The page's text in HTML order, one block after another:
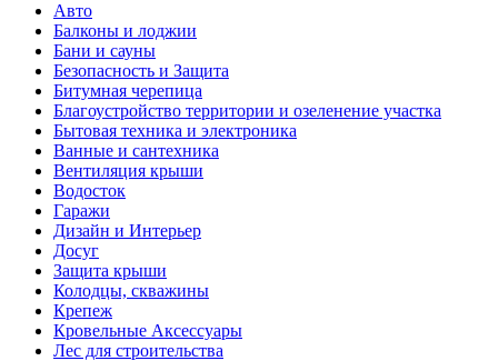
Авто
Балконы и лоджии
Бани и сауны
Безопасность и Защита
Битумная черепица
Благоустройство территории и озеленение участка
Бытовая техника и электроника
Ванные и сантехника
Вентиляция крыши
Водосток
Гаражи
Дизайн и Интерьер
Досуг
Защита крыши
Колодцы, скважины
Крепеж
Кровельные Аксессуары
Лес для строительства